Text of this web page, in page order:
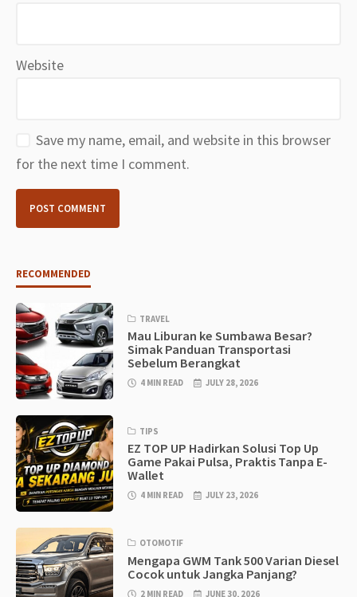
Website
Save my name, email, and website in this browser
for the next time I comment.
RECOMMENDED
TRAVEL
Mau Liburan ke Sumbawa Besar?
Simak Panduan Transportasi
Sebelum Berangkat
4 MIN READ JULY 28, 2026
TIPS
EZ TOP UP Hadirkan Solusi Top Up
Game Pakai Pulsa, Praktis Tanpa E-
Wallet
4 MIN READ JULY 23, 2026
OTOMOTIF
Mengapa GWM Tank 500 Varian Diesel
Cocok untuk Jangka Panjang?
2 MIN READ JUNE 30, 2026